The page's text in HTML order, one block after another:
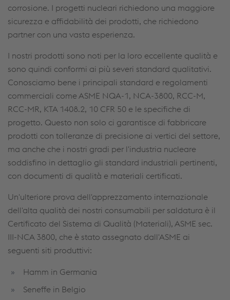
corrosione. I progetti nucleari richiedono una maggiore
sicurezza e affidabilità dei prodotti, che richiedono
partner con una vasta esperienza.
I nostri prodotti sono noti per la loro eccellente qualità e
sono quindi conformi ai più severi standard qualitativi.
Conosciamo bene i principali standard e regolamenti
commerciali come ASME NQA-1, NCA-3800, RCC-M,
RCC-MR, KTA 1408.2, 10 CFR 50 e le specifiche di
progetto. Questo non solo ci garantisce di fabbricare
prodotti con tolleranze di precisione ai vertici del settore,
ma anche che i nostri gradi per l'industria nucleare
soddisfino in dettaglio gli standard industriali pertinenti,
con documenti di qualità e materiali certificati.
Un'ulteriore prova dell'apprezzamento internazionale
dell'alta qualità dei nostri consumabili per saldatura è il
Certificato del Sistema di Qualità (Materiali), ASME sec.
III-NCA 3800, che è stato assegnato dall'ASME ai
seguenti siti produttivi:
Hamm in Germania
Seneffe in Belgio